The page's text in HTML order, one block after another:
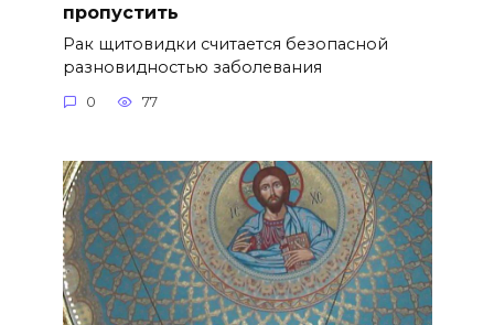
пропустить
Рак щитовидки считается безопасной
разновидностью заболевания
0 77